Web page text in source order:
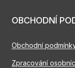
OBCHODNÍ
Obchodní
Zpracování